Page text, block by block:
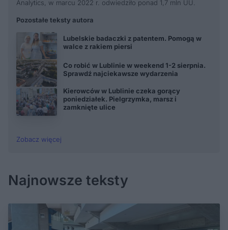
Analytics, w marcu 2022 r. odwiedziło ponad 1,7 mln UU.
Pozostałe teksty autora
Lubelskie badaczki z patentem. Pomogą w
walce z rakiem piersi
Co robić w Lublinie w weekend 1-2 sierpnia.
Sprawdź najciekawsze wydarzenia
Kierowców w Lublinie czeka gorący
poniedziałek. Pielgrzymka, marsz i
zamknięte ulice
Zobacz więcej
Najnowsze teksty